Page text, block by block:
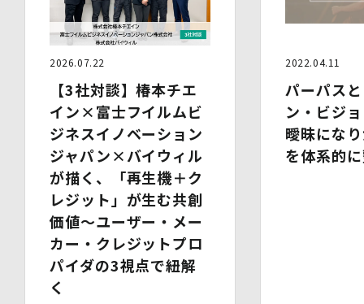
5.委託
当社は、上記利用目的の達成に必要な範囲内において、個
す。個人情報の取扱いを外部に委託する際は、十分な情報
管理水準を確保している委託先を選定するとともに、当該
委託先には必要かつ適切な監督を行います。
6.安全管理措置
当社は、個人情報保護法、個人情報保護方針及び本方針に
従って、個人データ（個人情報保護法第16条第３項により
定義された「個人データ」をいい、以下同様とします。）
を適切に取り扱い、正確かつ最新のものとするよう適切な
処置を講じます。
また、個人データの漏えい、滅失又は毀損の防止その他の
個人データの保護のため、個人データを適切かつ安全に管
理します。
当社は、個人情報を適切に取り扱うため、以下の安全管理
2026.07.22
【3社対談】椿本チエ
イン×富士フイルムビ
ジネスイノベーション
ジャパン×バイウィル
が描く、「再生機＋ク
レジット」が生む共創
価値～ユーザー・メー
カー・クレジットプロ
パイダの3視点で紐解
く
2022.04.11
パーパス
ン・ビジ
曖昧にな
を体系的